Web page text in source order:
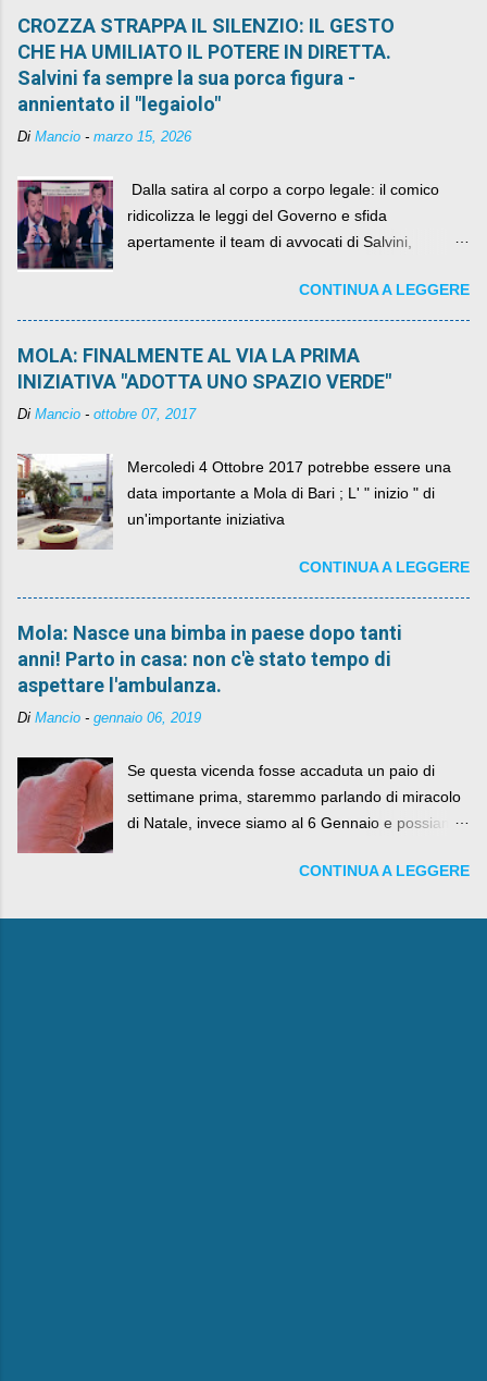
CROZZA STRAPPA IL SILENZIO: IL GESTO
CHE HA UMILIATO IL POTERE IN DIRETTA.
Salvini fa sempre la sua porca figura -
annientato il "legaiolo"
Di Mancio - marzo 15, 2026
​ Dalla satira al corpo a corpo legale: il comico
ridicolizza le leggi del Governo e sfida
apertamente il team di avvocati di Salvini,
CONTINUA A LEGGERE
MOLA: FINALMENTE AL VIA LA PRIMA
INIZIATIVA "ADOTTA UNO SPAZIO VERDE"
Di Mancio - ottobre 07, 2017
Mercoledi 4 Ottobre 2017 potrebbe essere una
data importante a Mola di Bari ; L' " inizio " di
un'importante iniziativa
CONTINUA A LEGGERE
Mola: Nasce una bimba in paese dopo tanti
anni! Parto in casa: non c'è stato tempo di
aspettare l'ambulanza.
Di Mancio - gennaio 06, 2019
Se questa vicenda fosse accaduta un paio di
settimane prima, staremmo parlando di miracolo
di Natale, invece siamo al 6 Gennaio e possiamo
e la Befana, visto il lieto epilogo della vicenda.
CONTINUA A LEGGERE